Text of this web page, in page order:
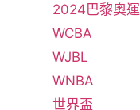
2024巴黎奧運
WCBA
WJBL
WNBA
世界盃